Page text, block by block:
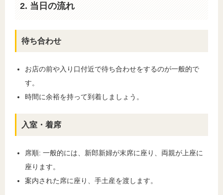
2. 当日の流れ
待ち合わせ
お店の前や入り口付近で待ち合わせをするのが一般的で
す。
時間に余裕を持って到着しましょう。
入室・着席
席順: 一般的には、新郎新婦が末席に座り、両親が上座に
座ります。
案内された席に座り、手土産を渡します。